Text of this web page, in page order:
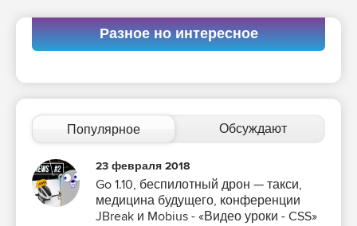
Разное но интересное
Популярное Обсуждают
23 февраля 2018
Go 1.10, беспилотный дрон — такси,
медицина будущего, конференции
JBreak и Mobius - «Видео уроки - CSS»